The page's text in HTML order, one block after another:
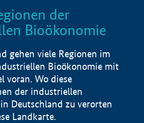
der
Bioökonomie
gehen viele Regionen im
Bioökonomie mit
voran. Wo diese
der industriellen
Deutschland zu verorten
Landkarte.